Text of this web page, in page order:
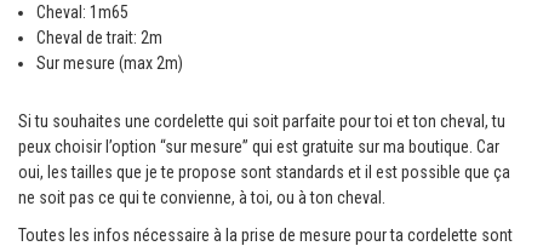
Cheval: 1m65
Cheval de trait: 2m
Sur mesure (max 2m)
Si tu souhaites une cordelette qui soit parfaite pour toi et ton cheval, tu
peux choisir l’option “sur mesure” qui est gratuite sur ma boutique. Car
oui, les tailles que je te propose sont standards et il est possible que ça
ne soit pas ce qui te convienne, à toi, ou à ton cheval.
Toutes les infos nécessaire à la prise de mesure pour ta cordelette sont